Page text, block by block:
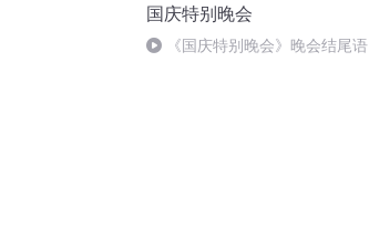
国庆特别晚会
《国庆特别晚会》晚会结尾语